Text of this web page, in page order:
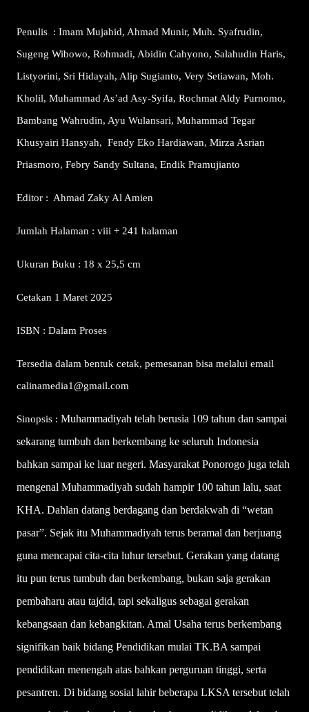
Penulis : Imam Mujahid, Ahmad Munir, Muh. Syafrudin,
Sugeng Wibowo, Rohmadi, Abidin Cahyono, Salahudin Haris,
Listyorini, Sri Hidayah, Alip Sugianto, Very Setiawan, Moh.
Kholil, Muhammad As’ad Asy-Syifa, Rochmat Aldy Purnomo,
Bambang Wahrudin, Ayu Wulansari, Muhammad Tegar
Khusyairi Hansyah, Fendy Eko Hardiawan, Mirza Asrian
Priasmoro, Febry Sandy Sultana, Endik Pramujianto
Editor : Ahmad Zaky Al Amien
Jumlah Halaman : viii + 241 halaman
Ukuran Buku : 18 x 25,5 cm
Cetakan 1 Maret 2025
ISBN : Dalam Proses
Tersedia dalam bentuk cetak, pemesanan bisa melalui email
calinamedia1@gmail.com
Sinopsis : Muhammadiyah telah berusia 109 tahun dan sampai
sekarang tumbuh dan berkembang ke seluruh Indonesia
bahkan sampai ke luar negeri. Masyarakat Ponorogo juga telah
mengenal Muhammadiyah sudah hampir 100 tahun lalu, saat
KHA. Dahlan datang berdagang dan berdakwah di “wetan
pasar”. Sejak itu Muhammadiyah terus beramal dan berjuang
guna mencapai cita-cita luhur tersebut. Gerakan yang datang
itu pun terus tumbuh dan berkembang, bukan saja gerakan
pembaharu atau tajdid, tapi sekaligus sebagai gerakan
kebangsaan dan kebangkitan. Amal Usaha terus berkembang
signifikan baik bidang Pendidikan mulai TK.BA sampai
pendidikan menengah atas bahkan perguruan tinggi, serta
pesantren. Di bidang sosial lahir beberapa LKSA tersebut telah